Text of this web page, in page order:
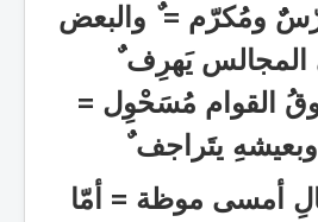
ومُكرّم = ٌ والبعض
المجالس يَهرِف
القوام مُسَحْوِل =
يتَراجف
أمسى موظة = أمّا